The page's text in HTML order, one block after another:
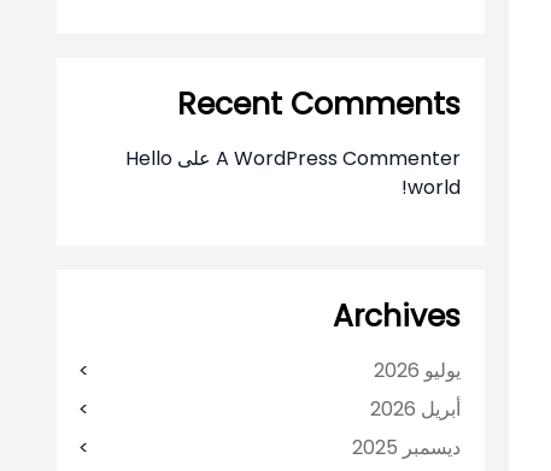
Recent Comments
A WordPress Commenter على Hello
world!
Archives
يوليو 2026
أبريل 2026
ديسمبر 2025